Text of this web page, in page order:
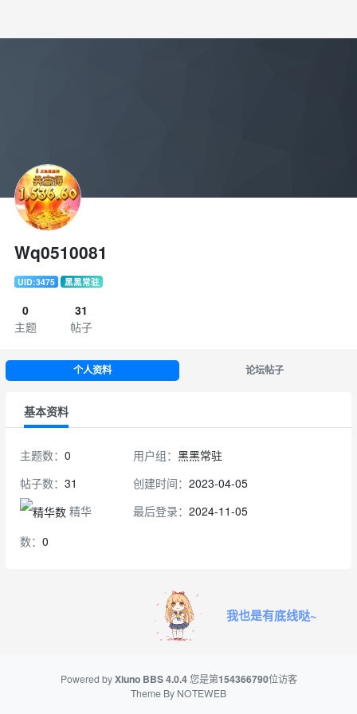
Wq0510081
UID:3475 黑黑常驻
0
主题
31
帖子
个人资料 论坛帖子
基本资料
主题数： 0
帖子数： 31
精华
数： 0
用户组：黑黑常驻
创建时间：2023-04-05
最后登录：2024-11-05
我也是有底线哒~
Powered byXiuno BBS4.0.4 您是第154366790位访客
Theme By NOTEWEB